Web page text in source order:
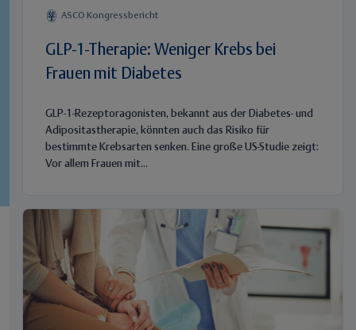
ASCO Kongressbericht
GLP-1-Therapie: Weniger Krebs bei
Frauen mit Diabetes
GLP-1-Rezeptoragonisten, bekannt aus der Diabetes- und
Adipositastherapie, könnten auch das Risiko für
bestimmte Krebsarten senken. Eine große US-Studie zeigt:
Vor allem Frauen mit...